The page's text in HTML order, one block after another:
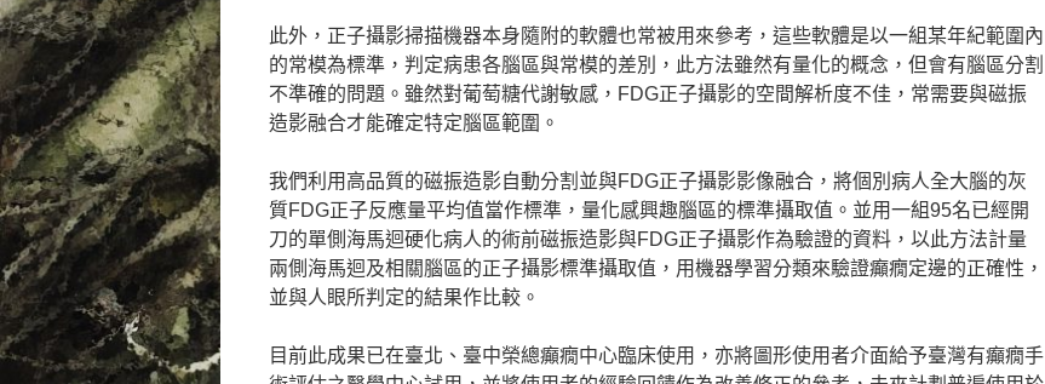
此外，正子攝影掃描機器本身隨附的軟體也常被用來參考，這些軟體是以一組某年紀範圍內
的常模為標準，判定病患各腦區與常模的差別，此方法雖然有量化的概念，但會有腦區分割
不準確的問題。雖然對葡萄糖代謝敏感，FDG正子攝影的空間解析度不佳，常需要與磁振
造影融合才能確定特定腦區範圍。
我們利用高品質的磁振造影自動分割並與FDG正子攝影影像融合，將個別病人全大腦的灰
質FDG正子反應量平均值當作標準，量化感興趣腦區的標準攝取值。並用一組95名已經開
刀的單側海馬迴硬化病人的術前磁振造影與FDG正子攝影作為驗證的資料，以此方法計量
兩側海馬迴及相關腦區的正子攝影標準攝取值，用機器學習分類來驗證癲癇定邊的正確性，
並與人眼所判定的結果作比較。
目前此成果已在臺北、臺中榮總癲癇中心臨床使用，亦將圖形使用者介面給予臺灣有癲癇手